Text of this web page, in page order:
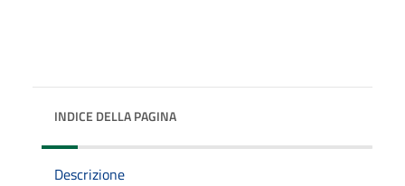
INDICE DELLA PAGINA
Descrizione